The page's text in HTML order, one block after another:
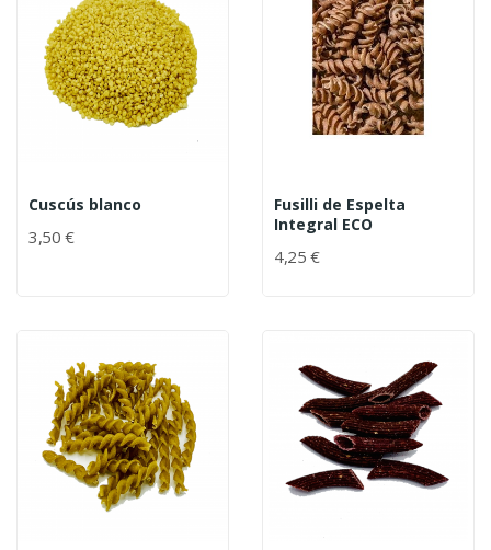
Cuscús blanco
3,50 €
Fusilli de Espelta
Integral ECO
4,25 €